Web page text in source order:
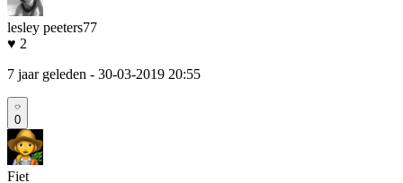
lesley peeters77
♥ 2
7 jaar geleden - 30-03-2019 20:55
0
Fiet